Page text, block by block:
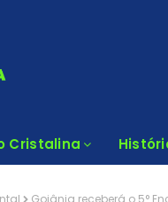
Cristalina
Goiânia receberá o 5°